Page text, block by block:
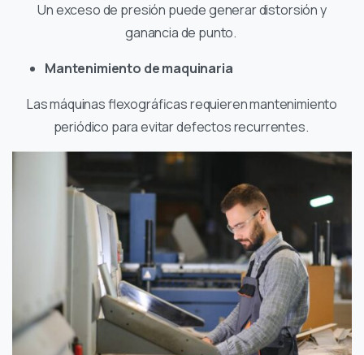
Un exceso de presión puede generar distorsión y
ganancia de punto.
Mantenimiento de maquinaria
Las máquinas flexográficas requieren mantenimiento
periódico para evitar defectos recurrentes.